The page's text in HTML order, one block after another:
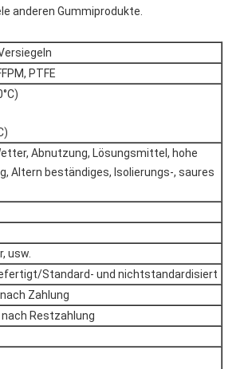
anderen Gummiprodukte.
PTFE
Abnutzung, Lösungsmittel, hohe
Altern beständiges, Isolierungs-, saures
usw.
Standard- und nichtstandardisiert
Zahlung
Restzahlung